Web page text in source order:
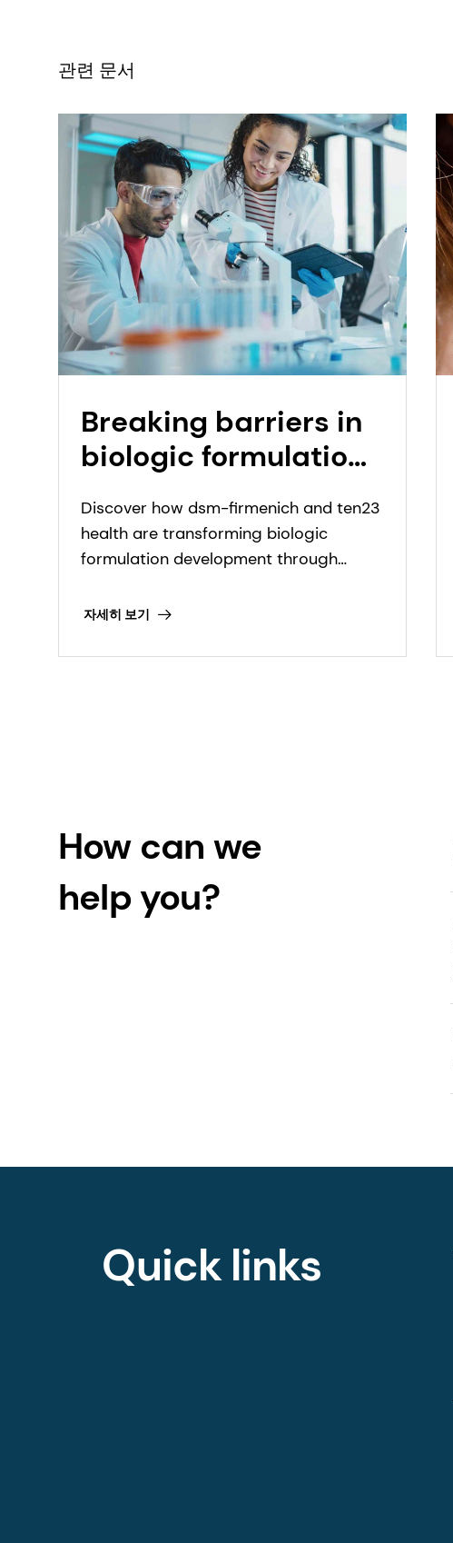
관련 문서
Breaking barriers in
biologic formulation
through
collaboration
Discover how dsm-firmenich and ten23
health are transforming biologic
formulation development through
자세히 보기
How can we
help you?
Quick links